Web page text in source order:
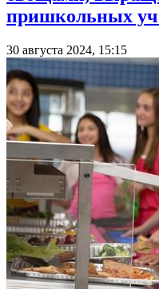
пришкольных
30 августа 2024, 15:15